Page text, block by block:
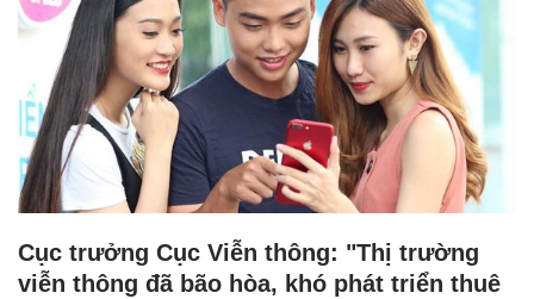
Cục trưởng Cục Viễn thông: "Thị trường
viễn thông đã bão hòa, khó phát triển thuê